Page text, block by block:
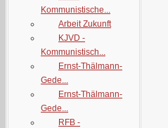
Kommunistische...
Arbeit Zukunft
KJVD -
Kommunistisch...
Ernst-Thälmann-
Gede...
Ernst-Thälmann-
Gede...
RFB -